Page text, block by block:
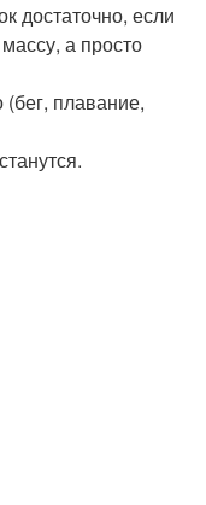
достаточно, если
а просто
плавание,